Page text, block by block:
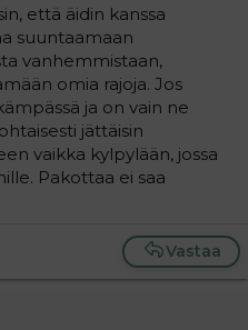
että äidin kanssa
suuntaamaan
vanhemmistaan,
omia rajoja. Jos
ja on vain ne
jättäisin
vaikka kylpylään, jossa
Pakottaa ei saa
Vastaa